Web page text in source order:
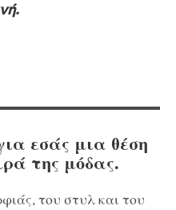
εσάς μια θέση
της μόδας.
του στυλ και του